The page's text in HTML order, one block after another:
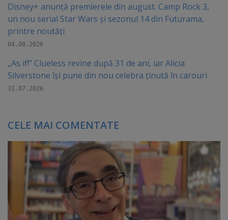
Disney+ anunță premierele din august. Camp Rock 3,
un nou serial Star Wars și sezonul 14 din Futurama,
printre noutăți
04.08.2026
„As if!” Clueless revine după 31 de ani, iar Alicia
Silverstone își pune din nou celebra ținută în carouri
31.07.2026
CELE MAI COMENTATE